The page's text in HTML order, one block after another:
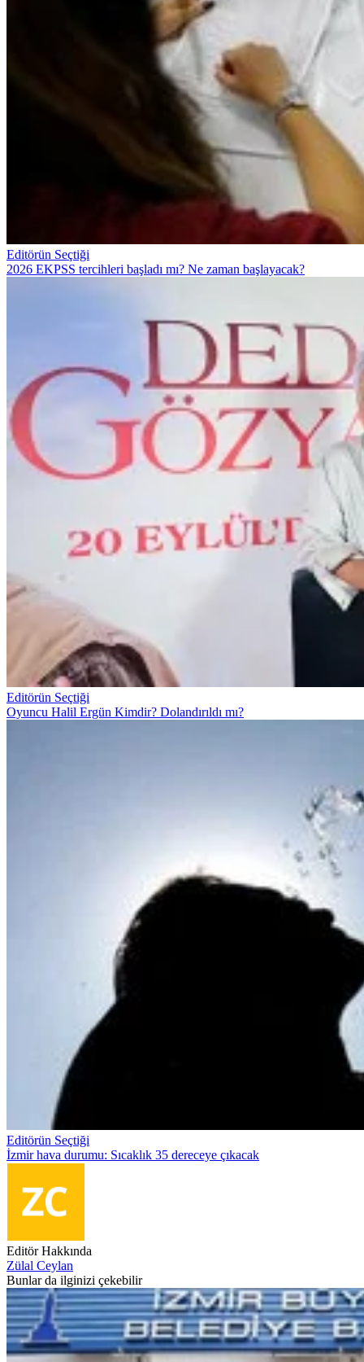
Editörün Seçtiği
2026 EKPSS tercihleri başladı mı? Ne zaman başlayacak?
Editörün Seçtiği
Oyuncu Halil Ergün Kimdir? Dolandırıldı mı?
Editörün Seçtiği
İzmir hava durumu: Sıcaklık 35 dereceye çıkacak
Editör Hakkında
Zülal Ceylan
Bunlar da ilginizi çekebilir